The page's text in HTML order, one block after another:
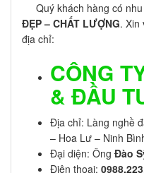
Quý khách hàng có nhu
ĐẸP – CHẤT LƯỢNG. Xin
địa chỉ:
CÔNG
& ĐẦU
Địa chỉ: Làng nghề
– Hoa Lư – Ninh
Đại diện: Ông Đào
Điện thoại: